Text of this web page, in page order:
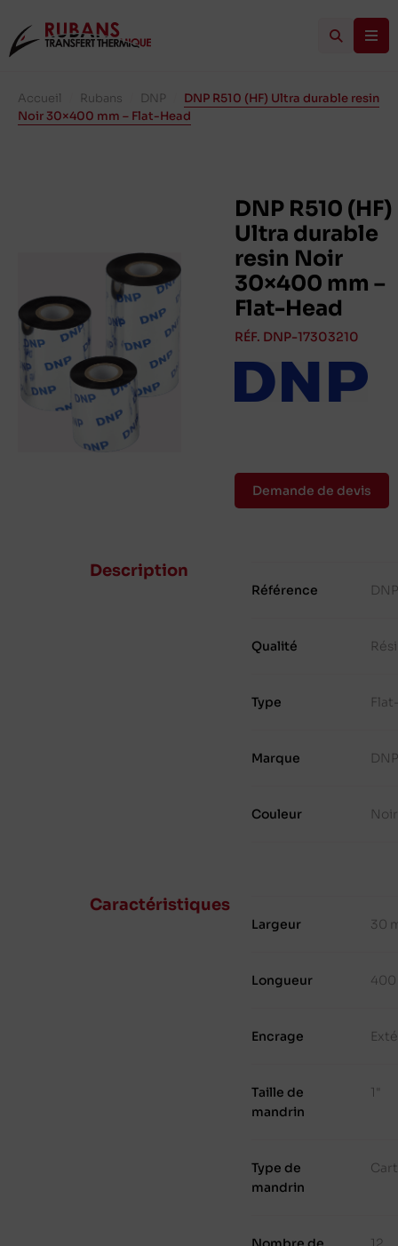
Accueil Rubans DNP
DNP R510 (HF) Ultra durable resin
Noir 30×400 mm – Flat-Head
DNP R510 (HF)
Ultra durable
resin Noir
30×400 mm –
Flat-Head
RÉF. DNP-17303210
Demande de devis
Description
Référence
Qualité
Type
Marque DNP
Couleur Noir
Caractéristiques
Largeur 30
Longueur 400
Encrage
Taille de
mandrin
1"
Type de
mandrin